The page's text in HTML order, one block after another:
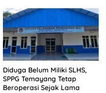
Diduga Belum Miliki SLHS,
SPPG Temayang Tetap
Beroperasi Sejak Lama